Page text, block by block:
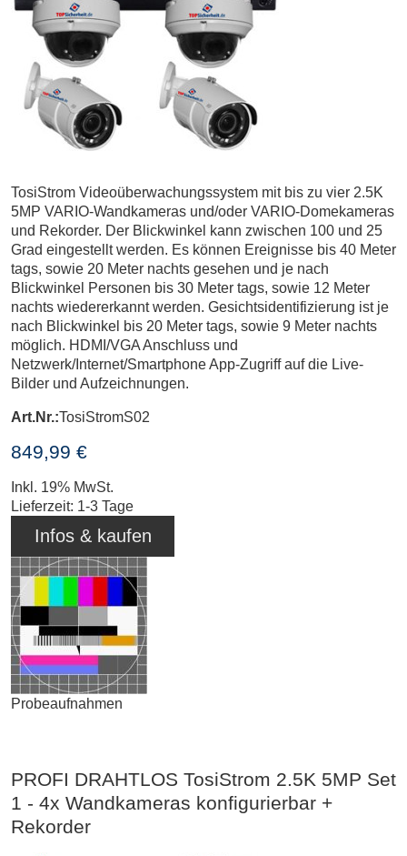
TosiStrom Videoüberwachungssystem mit bis zu vier 2.5K
5MP VARIO-Wandkameras und/oder VARIO-Domekameras
und Rekorder. Der Blickwinkel kann zwischen 100 und 25
Grad eingestellt werden. Es können Ereignisse bis 40 Meter
tags, sowie 20 Meter nachts gesehen und je nach
Blickwinkel Personen bis 30 Meter tags, sowie 12 Meter
nachts wiedererkannt werden. Gesichtsidentifizierung ist je
nach Blickwinkel bis 20 Meter tags, sowie 9 Meter nachts
möglich. HDMI/VGA Anschluss und
Netzwerk/Internet/Smartphone App-Zugriff auf die Live-
Bilder und Aufzeichnungen.
Art.Nr.:TosiStromS02
849,99 €
Inkl. 19% MwSt.
Lieferzeit: 1-3 Tage
Infos & kaufen
Probeaufnahmen
PROFI DRAHTLOS TosiStrom 2.5K 5MP Set
1 - 4x Wandkameras konfigurierbar +
Rekorder